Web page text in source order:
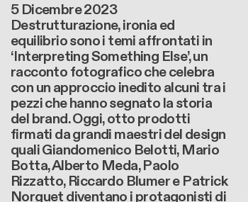
5 Dicembre 2023
Destrutturazione, ironia ed
equilibrio sono i temi affrontati in
‘Interpreting Something Else’, un
racconto fotografico che celebra
con un approccio inedito alcuni tra i
pezzi che hanno segnato la storia
del brand. Oggi, otto prodotti
firmati da grandi maestri del design
quali Giandomenico Belotti, Mario
Botta, Alberto Meda, Paolo
Rizzatto, Riccardo Blumer e Patrick
Norguet diventano i protagonisti di